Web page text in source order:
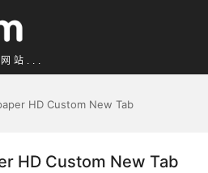
网站...
HD Custom New Tab
HD Custom New Tab